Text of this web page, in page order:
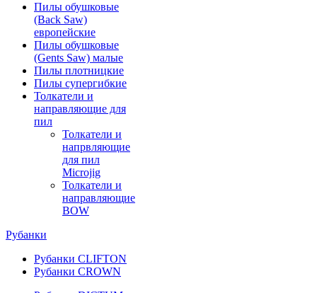
Пилы обушковые
(Back Saw)
европейские
Пилы обушковые
(Gents Saw) малые
Пилы плотницкие
Пилы супергибкие
Толкатели и
направляющие для
пил
Толкатели и
напрвляющие
для пил
Microjig
Толкатели и
направляющие
BOW
Рубанки
Рубанки CLIFTON
Рубанки CROWN